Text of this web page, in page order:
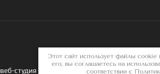
веб-студия Мегагруп, создание сайта бизнес
Этот сайт использует файлы
его, вы соглашаетесь на
соответствии с